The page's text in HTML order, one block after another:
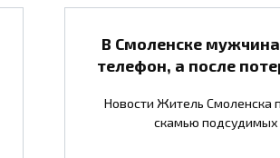
В Смоленске
телефон, а после
Новости Житель Смоленска
скамью подсудимых